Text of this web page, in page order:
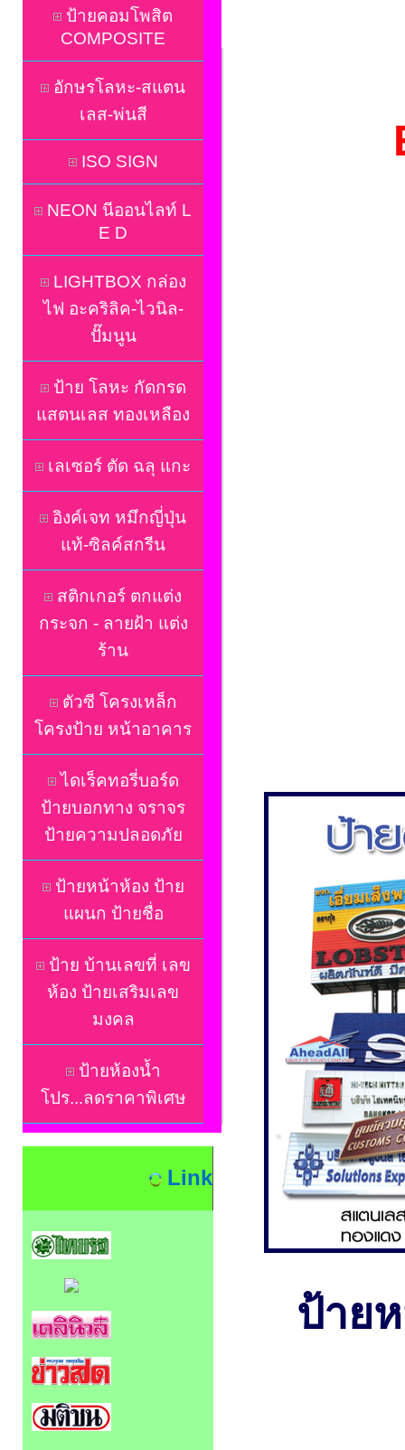
ป้ายคอมโพสิต
COMPOSITE
อักษรโลหะ-สแตน
เลส-พ่นสี
ISO SIGN
NEON นีออนไลท์ L
E D
LIGHTBOX กล่อง
ไฟ อะคริลิค-ไวนิล-
ปั๊มนูน
ป้าย โลหะ กัดกรด
แสตนเลส ทองเหลือง
เลเซอร์ ตัด ฉลุ แกะ
อิงค์เจท หมึกญี่ปุ่น
แท้-ซิลค์สกรีน
สติกเกอร์ ตกแต่ง
กระจก - ลายฝ้า แต่ง
ร้าน
ตัวซี โครงเหล็ก
โครงป้าย หน้าอาคาร
ไดเร็คทอรี่บอร์ด
ป้ายบอกทาง จราจร
ป้ายความปลอดภัย
ป้ายหน้าห้อง ป้าย
แผนก ป้ายชื่อ
ป้าย บ้านเลขที่ เลข
ห้อง ป้ายเสริมเลข
มงคล
ป้ายห้องน้ำ
โปร...ลดราคาพิเศษ
Link
ป้าย